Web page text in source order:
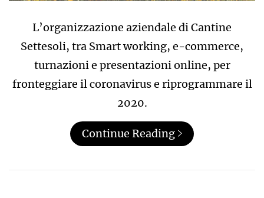
L’organizzazione aziendale di Cantine
Settesoli, tra Smart working, e-commerce,
turnazioni e presentazioni online, per
fronteggiare il coronavirus e riprogrammare il
2020.
Continue Reading